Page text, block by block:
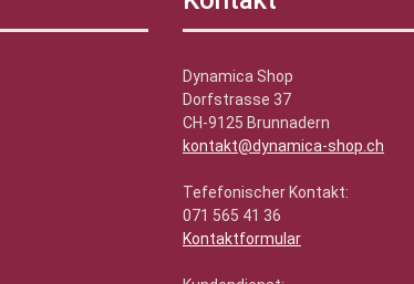
Dynamica Shop
Dorfstrasse 37
CH-9125 Brunnadern
kontakt@dynamica-shop.ch
Tefefonischer Kontakt:
071 565 41 36
Kontaktformular